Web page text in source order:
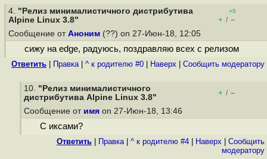
4. "Релиз минималистичного дистрибутива
Alpine Linux 3.8"
+5
+ / –
Сообщение от Аноним (??) on 27-Июн-18, 12:05
сижу на edge, радуюсь, поздравляю всех с релизом
Ответить Правка| ^ к родителю #0 Наверх Cообщить модератору
10. "Релиз минималистичного
дистрибутива Alpine Linux 3.8"
+ / –
Сообщение от имя on 27-Июн-18, 13:46
С иксами?
Ответить Правка| ^ к родителю #4 Наверх
Cообщить
модератору